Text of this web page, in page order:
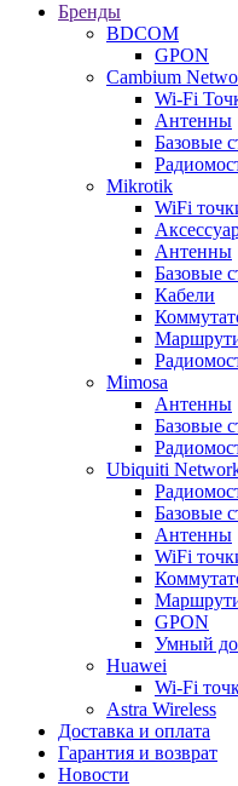
Бренды
BDCOM
GPON
Cambium
Wi-Fi
Антенны
Базовые
Mikrotik
WiFi
Антенны
Базовые
Кабели
Mimosa
Антенны
Базовые
Ubiquiti
Базовые
Антенны
WiFi
GPON
Умный
Huawei
Wi-Fi
Astra Wireless
Доставка и оплата
Гарантия и возврат
Новости